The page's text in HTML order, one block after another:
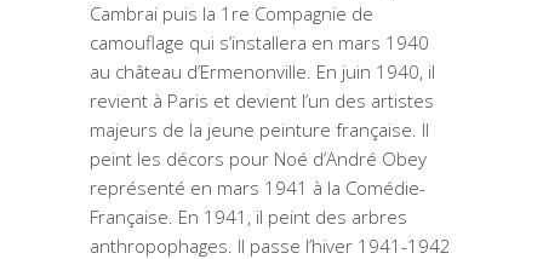
Cambrai puis la 1re Compagnie de
camouflage qui s’installera en mars 1940
au château d’Ermenonville. En juin 1940, il
revient à Paris et devient l’un des artistes
majeurs de la jeune peinture française. Il
peint les décors pour Noé d’André Obey
représenté en mars 1941 à la Comédie-
Française. En 1941, il peint des arbres
anthropophages. Il passe l’hiver 1941-1942